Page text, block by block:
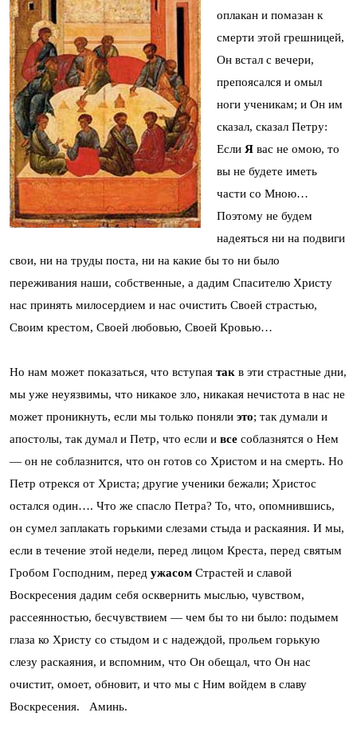
оплакан и помазан к
смерти этой грешницей,
Он встал с вечери,
препоясался и омыл
ноги ученикам; и Он им
сказал, сказал Петру:
Если Я вас не омою, то
вы не будете иметь
части со Мною…
Поэтому не будем
надеяться ни на подвиги
свои, ни на труды поста, ни на какие бы то ни было
переживания наши, собственные, а дадим Спасителю Христу
нас принять милосердием и нас очистить Своей страстью,
Своим крестом, Своей любовью, Своей Кровью…
Но нам может показаться, что вступая так в эти страстные дни,
мы уже неуязвимы, что никакое зло, никакая нечистота в нас не
может проникнуть, если мы только поняли это; так думали и
апостолы, так думал и Петр, что если и все соблазнятся о Нем
— он не соблазнится, что он готов со Христом и на смерть. Но
Петр отрекся от Христа; другие ученики бежали; Христос
остался один…. Что же спасло Петра? То, что, опомнившись,
он сумел заплакать горькими слезами стыда и раскаяния. И мы,
если в течение этой недели, перед лицом Креста, перед святым
Гробом Господним, перед ужасом Страстей и славой
Воскресения дадим себя осквернить мыслью, чувством,
рассеянностью, бесчувствием — чем бы то ни было: подымем
глаза ко Христу со стыдом и с надеждой, прольем горькую
слезу раскаяния, и вспомним, что Он обещал, что Он нас
очистит, омоет, обновит, и что мы с Ним войдем в славу
Воскресения. Аминь.